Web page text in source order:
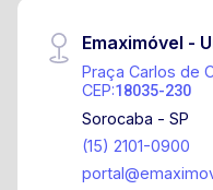
Emaximóvel -
Praça Carlos de
CEP:18035-230
Sorocaba - SP
(15) 2101-0900